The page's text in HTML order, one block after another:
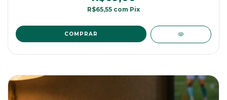
R$65,55 com Pix